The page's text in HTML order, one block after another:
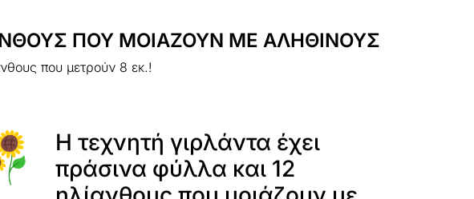
ΠΟΥ ΜΟΙΑΖΟΥΝ ΜΕ ΑΛΗΘΙΝΟΥΣ
που μετρούν 8 εκ.!
Η τεχνητή γιρλάντα έχει
πράσινα φύλλα και 12